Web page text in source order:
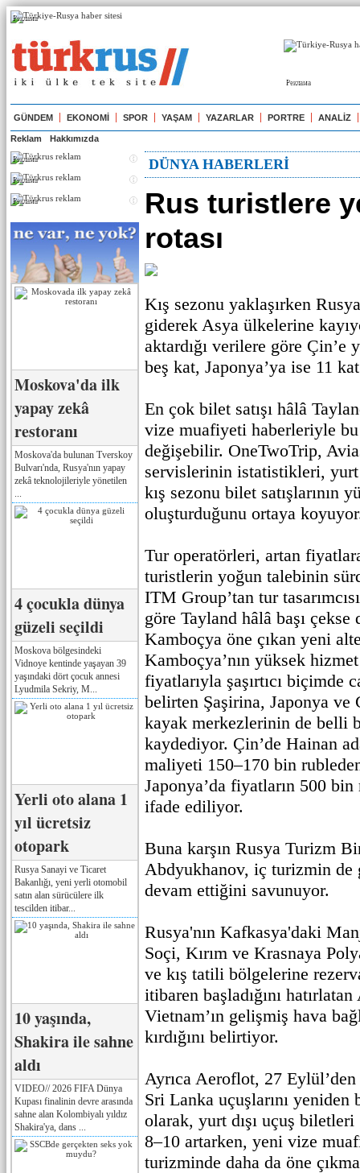
Реклама
Реклама
GÜNDEM EKONOMİ SPOR YAŞAM YAZARLAR PORTRE ANALİZ
Reklam Hakkımızda
Реклама
Реклама
Реклама
Moskova'da ilk
yapay zekâ
restoranı
Moskova'da bulunan Tverskoy
Bulvarı'nda, Rusya'nın yapay
zekâ teknolojileriyle yönetilen
4 çocukla dünya
güzeli seçildi
Moskova bölgesindeki
Vidnoye kentinde yaşayan 39
yaşındaki dört çocuk annesi
Lyudmila Sekriy, M...
Yerli oto alana 1
yıl ücretsiz
otopark
Rusya Sanayi ve Ticaret
Bakanlığı, yeni yerli otomobil
satın alan sürücülere ilk
tescilden itibar...
10 yaşında,
Shakira ile sahne
aldı
VIDEO// 2026 FIFA Dünya
Kupası finalinin devre arasında
sahne alan Kolombiyalı yıldız
Shakira'ya, dans ...
DÜNYA HABERLERİ
Rus turistlere
rotası
Kış sezonu yaklaşırken
giderek Asya ülkelerine
aktardığı verilere göre Çin’e
beş kat, Japonya’ya ise 11
En çok bilet satışı hâlâ
vize muafiyeti haberleriyle bu
değişebilir. OneTwoTrip,
servislerinin istatistikleri, yurt
kış sezonu bilet satışlarının
oluşturduğunu ortaya
Tur operatörleri, artan
turistlerin yoğun talebinin
ITM Group’tan tur
göre Tayland hâlâ başı
Kamboçya öne çıkan yeni
Kamboçya’nın yüksek
fiyatlarıyla şaşırtıcı biçimde
belirten Şaşirina, Japonya ve
kayak merkezlerinin de belli
kaydediyor. Çin’de Hainan
maliyeti 150–170 bin
Japonya’da fiyatların 500 bin
ifade ediliyor.
Buna karşın Rusya Turizm
Abdyukhanov, iç turizmin de
devam ettiğini savunuyor.
Rusya'nın Kafkasya'daki
Soçi, Kırım ve Krasnaya
ve kış tatili bölgelerine
itibaren başladığını
Vietnam’ın gelişmiş hava
kırdığını belirtiyor.
Ayrıca Aeroflot, 27
Sri Lanka uçuşlarını yeniden
olarak, yurt dışı uçuş
8–10 artarken, yeni vize
turizminde daha da öne